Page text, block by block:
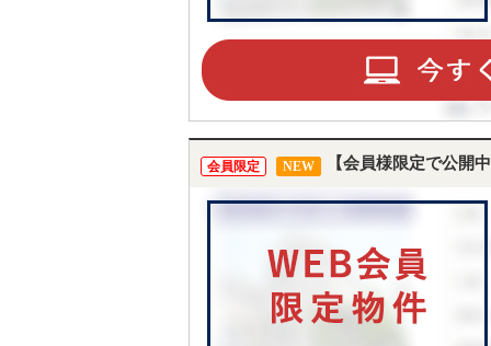
会員限定 NEW 【会員様限定で公開